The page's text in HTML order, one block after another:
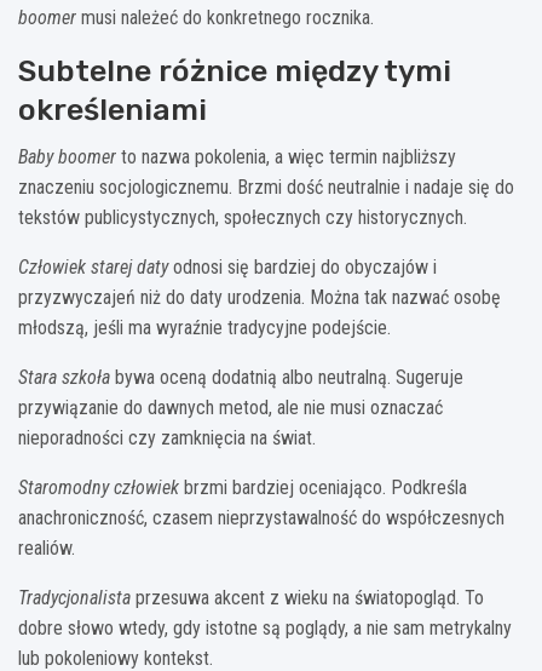
boomer musi należeć do konkretnego rocznika.
Subtelne różnice między tymi
określeniami
Baby boomer to nazwa pokolenia, a więc termin najbliższy
znaczeniu socjologicznemu. Brzmi dość neutralnie i nadaje się do
tekstów publicystycznych, społecznych czy historycznych.
Człowiek starej datyodnosi się bardziej do obyczajów i
przyzwyczajeń niż do daty urodzenia. Można tak nazwać osobę
młodszą, jeśli ma wyraźnie tradycyjne podejście.
Stara szkoła bywa oceną dodatnią albo neutralną. Sugeruje
przywiązanie do dawnych metod, ale nie musi oznaczać
nieporadności czy zamknięcia na świat.
Staromodny człowiek brzmi bardziej oceniająco. Podkreśla
anachroniczność, czasem nieprzystawalność do współczesnych
realiów.
Tradycjonalista przesuwa akcent z wieku na światopogląd. To
dobre słowo wtedy, gdy istotne są poglądy, a nie sam metrykalny
lub pokoleniowy kontekst.